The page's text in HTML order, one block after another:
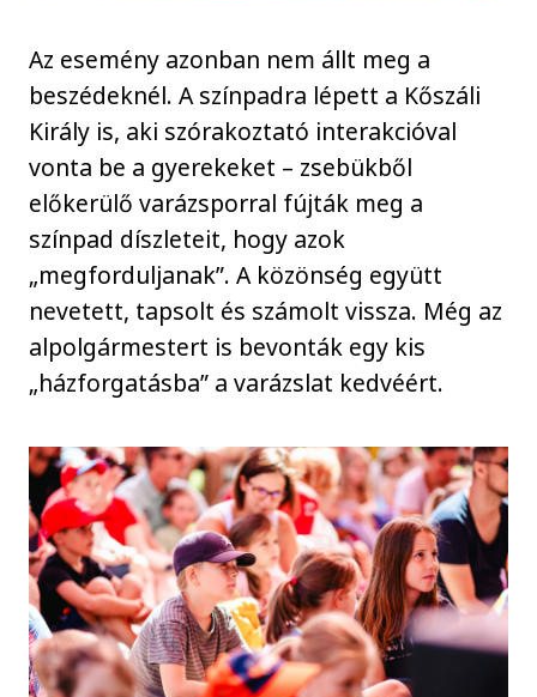
Az esemény azonban nem állt meg a
beszédeknél. A színpadra lépett a Kőszáli
Király is, aki szórakoztató interakcióval
vonta be a gyerekeket – zsebükből
előkerülő varázsporral fújták meg a
színpad díszleteit, hogy azok
„megforduljanak”. A közönség együtt
nevetett, tapsolt és számolt vissza. Még az
alpolgármestert is bevonták egy kis
„házforgatásba” a varázslat kedvéért.